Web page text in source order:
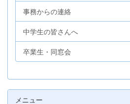
事務からの連絡
中学生の皆さんへ
卒業生・同窓会
メニュー